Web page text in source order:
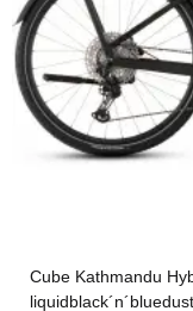
Cube Kathmandu
liquidblack´n´bluedust